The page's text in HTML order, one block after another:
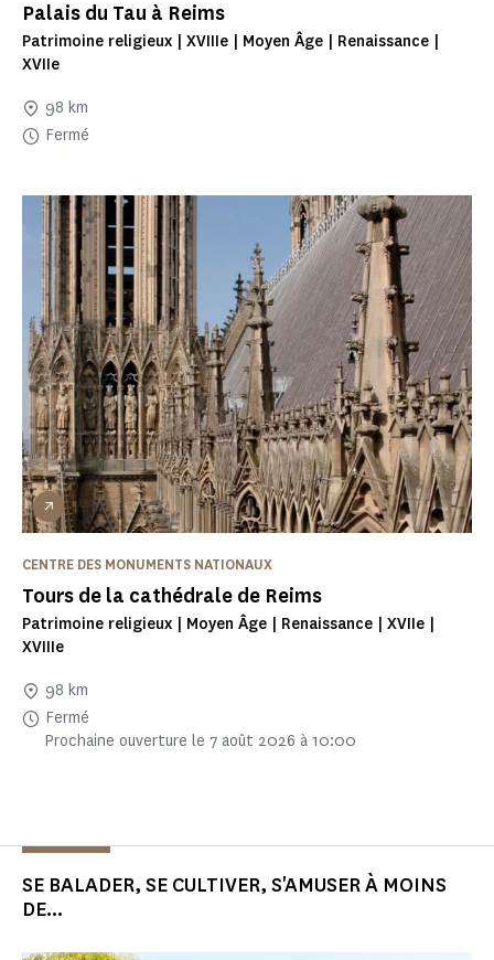
Palais du Tau à Reims
Patrimoine religieux | XVIIIe | Moyen Âge | Renaissance |
XVIIe
98 km
Fermé
Tours de la cathédrale de Reims
CENTRE DES MONUMENTS NATIONAUX
Patrimoine religieux | Moyen Âge | Renaissance | XVIIe |
XVIIIe
98 km
Fermé
Prochaine ouverture le 7 août 2026 à 10:00
SE BALADER, SE CULTIVER, S'AMUSER À MOINS
DE...